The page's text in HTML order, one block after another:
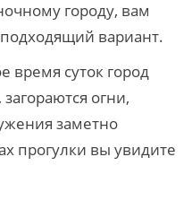
городу, вам
вариант.
время суток город
огни,
заметно
прогулки вы увидите